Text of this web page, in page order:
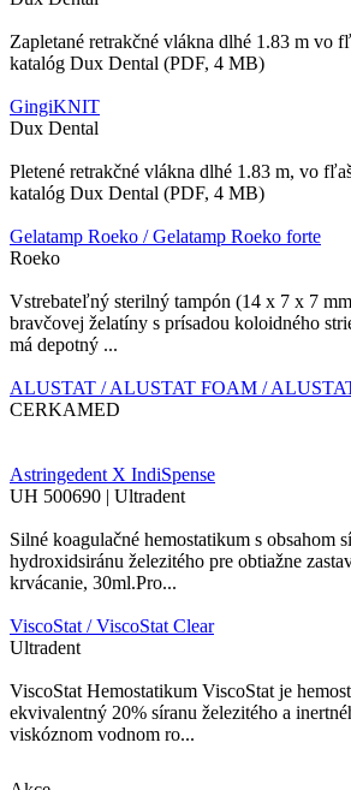
Zapletané retrakčné vlákna dlhé 1.83 m vo
katalóg Dux Dental (PDF, 4 MB)
GingiKNIT
Dux Dental
Pletené retrakčné vlákna dlhé 1.83 m, vo
katalóg Dux Dental (PDF, 4 MB)
Gelatamp Roeko / Gelatamp Roeko forte
Roeko
Vstrebateľný sterilný tampón (14 x 7 x 7
bravčovej želatíny s prísadou koloidného
má depotný ...
ALUSTAT / ALUSTAT FOAM /
CERKAMED
Astringedent X IndiSpense
UH 500690 | Ultradent
Silné koagulačné hemostatikum s obsahom
hydroxidsiránu železitého pre obtiažne
krvácanie, 30ml.Pro...
ViscoStat / ViscoStat Clear
Ultradent
ViscoStat Hemostatikum ViscoStat je
ekvivalentný 20% síranu železitého a
viskóznom vodnom ro...